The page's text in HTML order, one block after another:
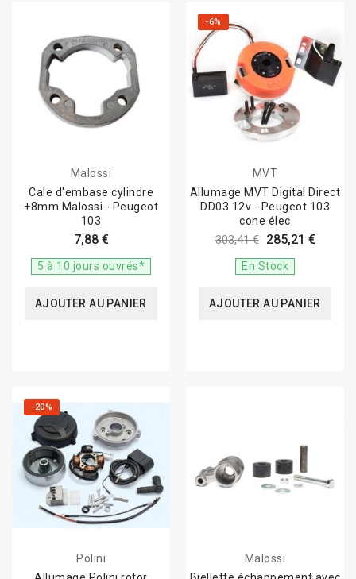
Malossi
Cale d'embase cylindre
+8mm Malossi - Peugeot
103
7,88 €
5 à 10 jours ouvrés*
AJOUTER AU PANIER
-6%
MVT
Allumage MVT Digital Direct
DD03 12v - Peugeot 103
cone élec
303,41 € 285,21 €
En Stock
AJOUTER AU PANIER
-20%
Polini
Malossi